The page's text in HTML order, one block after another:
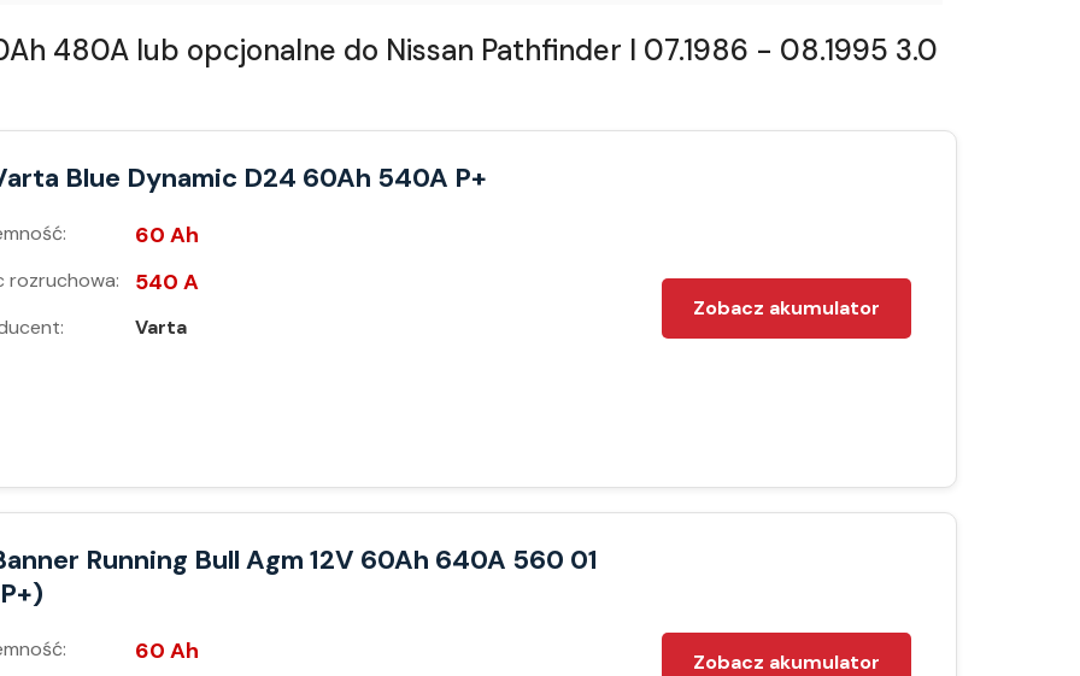
480A lub opcjonalne do Nissan Pathfinder I 07.1986 - 08.1995 3.0
Blue Dynamic D24 60Ah 540A P+
60 Ah
rozruchowa: 540 A
Varta
Zobacz akumulator
Running Bull Agm 12V 60Ah 640A 560 01
60 Ah Zobacz akumulator